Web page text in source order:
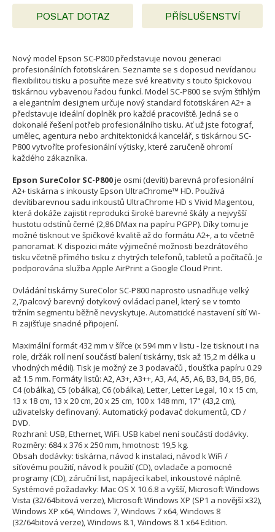
POSLAT DOTAZ PŘÍSLUŠENSTVÍ
Nový model Epson SC-P800 představuje novou generaci
profesionálních fototiskáren. Seznamte se s doposud nevídanou
flexibilitou tisku a posuňte meze své kreativity s touto špickovou
tiskárnou vybavenou řadou funkcí. Model SC-P800 se svým štíhlým
a elegantním designem určuje nový standard fototiskáren A2+ a
představuje ideální doplněk pro každé pracoviště. Jedná se o
dokonalé řešení potřeb profesionálního tisku. Ať už jste fotograf,
umělec, agentura nebo architektonická kancelář, s tiskárnou SC-
P800 vytvoříte profesionální výtisky, které zaručeně ohromí
každého zákazníka.
Epson SureColor SC-P800je osmi (devíti) barevná profesionální
A2+ tiskárna s inkousty Epson UltraChrome™ HD. Používá
devítibarevnou sadu inkoustů UltraChrome HD s Vivid Magentou,
která dokáže zajistit reprodukci široké barevné škály a nejvyšší
hustotu odstínů černé (2,86 DMax na papíru PGPP). Díky tomu je
možné tisknout ve špičkové kvalitě až do formátu A2+, a to včetně
panoramat. K dispozici máte výjimečné možnosti bezdrátového
tisku včetně přímého tisku z chytrých telefonů, tabletů a počítačů. Je
podporována služba Apple AirPrint a Google Cloud Print.
Ovládání tiskárny SureColor SC-P800 naprosto usnadňuje velký
2,7palcový barevný dotykový ovládací panel, který se v tomto
tržním segmentu běžně nevyskytuje. Automatické nastavení sítí Wi-
Fi zajišťuje snadné připojení.
Maximální formát 432 mm v šířce (x 594 mm v listu - lze tisknout i na
role, držák rolí není součástí balení tiskárny, tisk až 15,2 m délka u
vhodných médií). Tisk je možný ze 3 podavačů , tloušťka papíru 0.29
až 1.5 mm. Formáty listů: A2, A3+, A3++, A3, A4, A5, A6, B3, B4, B5, B6,
C4 (obálka), C5 (obálka), C6 (obálka), Letter, Letter Legal, 10 x 15 cm,
13 x 18 cm, 13 x 20 cm, 20 x 25 cm, 100 x 148 mm, 17" (43,2 cm),
uživatelsky definovaný. Automatický podavač dokumentů, CD /
DVD.
Rozhraní: USB, Ethernet, WiFi. USB kabel není součástí dodávky.
Rozměry: 684 x 376 x 250 mm, hmotnost: 19,5 kg.
Obsah dodávky: tiskárna, návod k instalaci, návod k WiFi /
síťovému použití, návod k použití (CD), ovladače a pomocné
programy (CD), záruční list, napájecí kabel, inkoustové náplně.
Systémové požadavky: Mac OS X 10.6.8 a vyšší, Microsoft Windows
Vista (32/64bitová verze), Microsoft Windows XP (SP1 a novější x32),
Windows XP x64, Windows 7, Windows 7 x64, Windows 8
(32/64bitová verze), Windows 8.1, Windows 8.1 x64 Edition.